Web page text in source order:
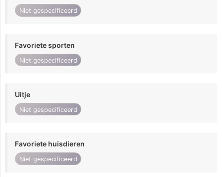
Niet gespecificeerd
Favoriete sporten
Niet gespecificeerd
Uitje
Niet gespecificeerd
Favoriete huisdieren
Niet gespecificeerd